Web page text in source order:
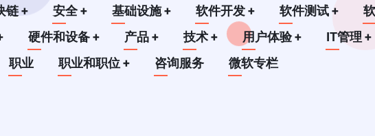
链+ 安全+ 基础设施+ 软件开发+ 软件测试+
硬件和设备+ 产品+ 技术+ 用户体验+ IT管理+
职业 职业和职位+ 咨询服务 微软专栏